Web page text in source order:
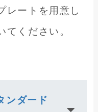
レートを用意し
てください。
ンダード